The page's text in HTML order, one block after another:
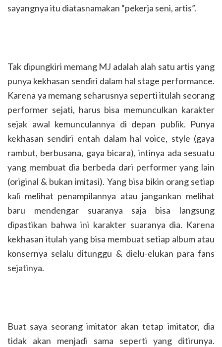
sayangnya itu diatasnamakan “pekerja seni, artis”.
Tak dipungkiri memang MJ adalah alah satu artis yang
punya kekhasan sendiri dalam hal stage performance.
Karena ya memang seharusnya seperti itulah seorang
performer sejati, harus bisa memunculkan karakter
sejak awal kemunculannya di depan publik. Punya
kekhasan sendiri entah dalam hal voice, style (gaya
rambut, berbusana, gaya bicara), intinya ada sesuatu
yang membuat dia berbeda dari performer yang lain
(original & bukan imitasi). Yang bisa bikin orang setiap
kali melihat penampilannya atau jangankan melihat
baru mendengar suaranya saja bisa langsung
dipastikan bahwa ini karakter suaranya dia. Karena
kekhasan itulah yang bisa membuat setiap album atau
konsernya selalu ditunggu & dielu-elukan para fans
sejatinya.
Buat saya seorang imitator akan tetap imitator, dia
tidak akan menjadi sama seperti yang ditirunya.